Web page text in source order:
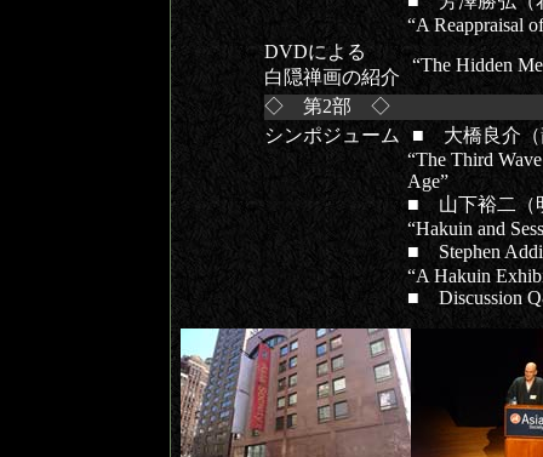
“A Reappraisal
DVDによる
白隠禅画の紹介
“The Hidden
◇ 第2部 ◇
シンポジューム
■ 大橋良介（
“The Third
Age”
■ 山下裕二（
“Hakuin and
■ Stephen
“A Hakuin
■ Discussion